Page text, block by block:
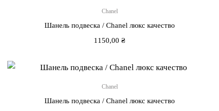
Chanel
Шанель подвеска / Chanel люкс качество
1150,00 ₴
Chanel
Шанель подвеска / Chanel люкс качество